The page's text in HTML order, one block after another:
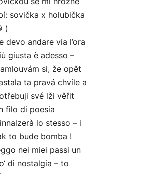
sovička x holubička
)
devo andare via l’ora
giusta è adesso –
si, že opět
ta pravá chvíle a
své lži věřit
filo di poesia
lo stesso – i
to bude bomba !
nei miei passi un
di nostalgia – to